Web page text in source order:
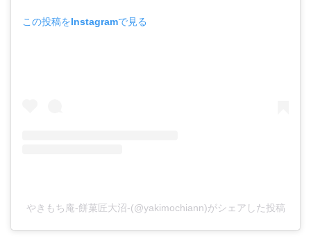
この投稿をInstagramで見る
やきもち庵-餅菓匠大沼-(@yakimochiann)がシェアした投稿